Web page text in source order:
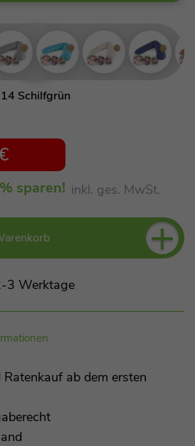
14 Schilfgrün
% sparen! inkl. ges. MwSt.
+
3 Werktage
ab dem ersten